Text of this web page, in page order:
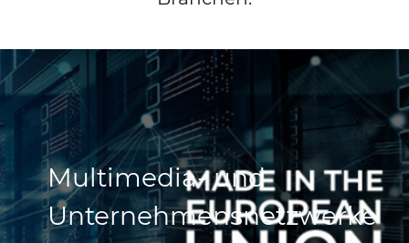
Multimedia- und
Unternehmensnetzwerke